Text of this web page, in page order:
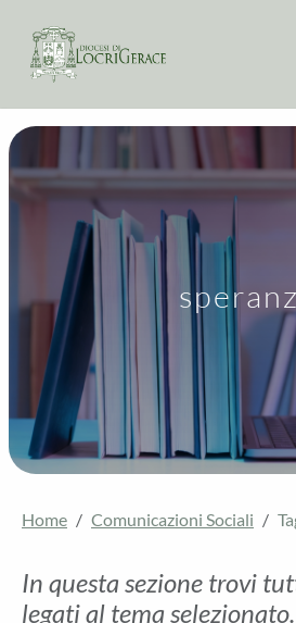
Home Comunicazioni Sociali
In questa sezione trovi
legati al tema